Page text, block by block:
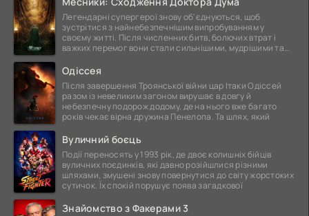
Легендарні супергерої знову об'єднуються, щоб
зустрітися з найнебезпечнішим випробуванням у
своєму житті. Після численних битв, болючих втрат і
важких перемог вони стали сильнішими, мудрішими та
Одіссея
Після завершення Троянської війни цар Ітаки Одіссей
разом із невеликим загоном вирушає в довгу й
небезпечну подорож додому, де на нього вже багато
років чекає вірна дружина Пенелопа. Та шлях, який
Вуличний боєць
Події переносять у 1993 рік, де двоє колишніх бійців
вуличних поєдинків, які давно розійшлися різними
шляхами, змушені знову повернутися до світу жорстоких
сутичок. Їх спокій порушує поява загадкової
Знайомство з Факерами 3